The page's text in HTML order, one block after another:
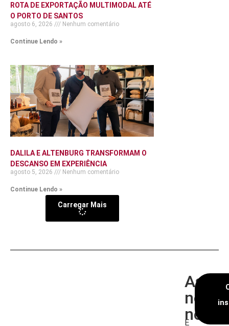
ROTA DE EXPORTAÇÃO MULTIMODAL ATÉ
O PORTO DE SANTOS
agosto 6, 2026 Nenhum comentário
Continue Lendo »
DALILA E ALTENBURG TRANSFORMAM O
DESCANSO EM EXPERIÊNCIA
agosto 5, 2026 Nenhum comentário
Continue Lendo »
Carregar Mais
nossa
E